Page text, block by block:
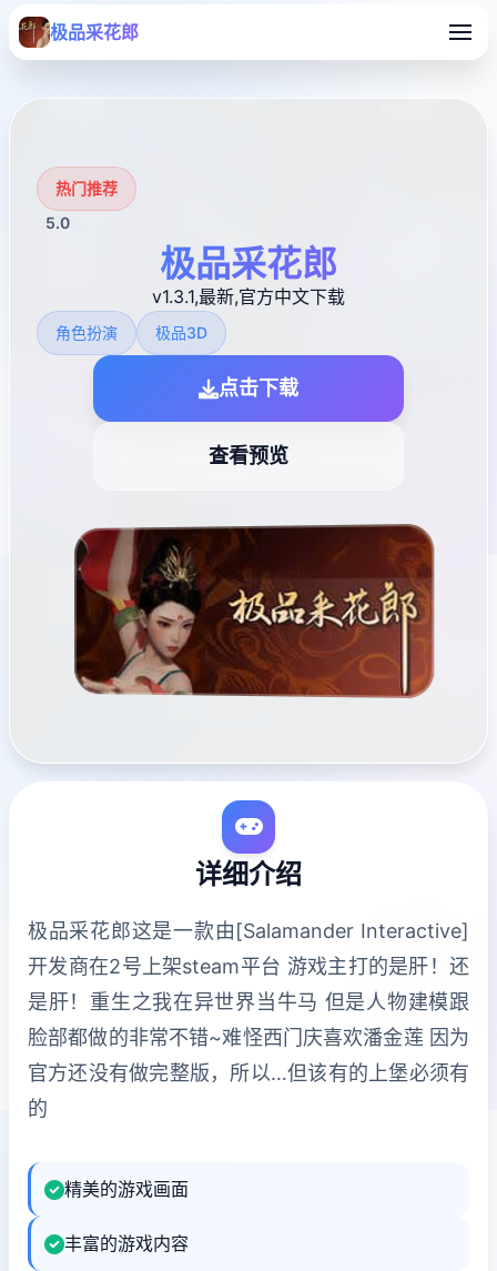
极品采花郎
热门推荐
5.0
极品采花郎
v1.3.1,最新,官方中文下载
角色扮演 极品3D
点击下载
查看预览
详细介绍
极品采花郎这是一款由[Salamander Interactive]
开发商在2号上架steam平台 游戏主打的是肝！还
是肝！重生之我在异世界当牛马 但是人物建模跟
脸部都做的非常不错~难怪西门庆喜欢潘金莲 因为
官方还没有做完整版，所以…但该有的上堡必须有
的
精美的游戏画面
丰富的游戏内容